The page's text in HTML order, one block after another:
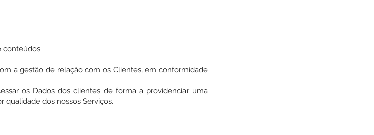
conteúdos
a gestão de relação com os Clientes, em conformidade
os Dados dos clientes de forma a providenciar uma
dos nossos Serviços.